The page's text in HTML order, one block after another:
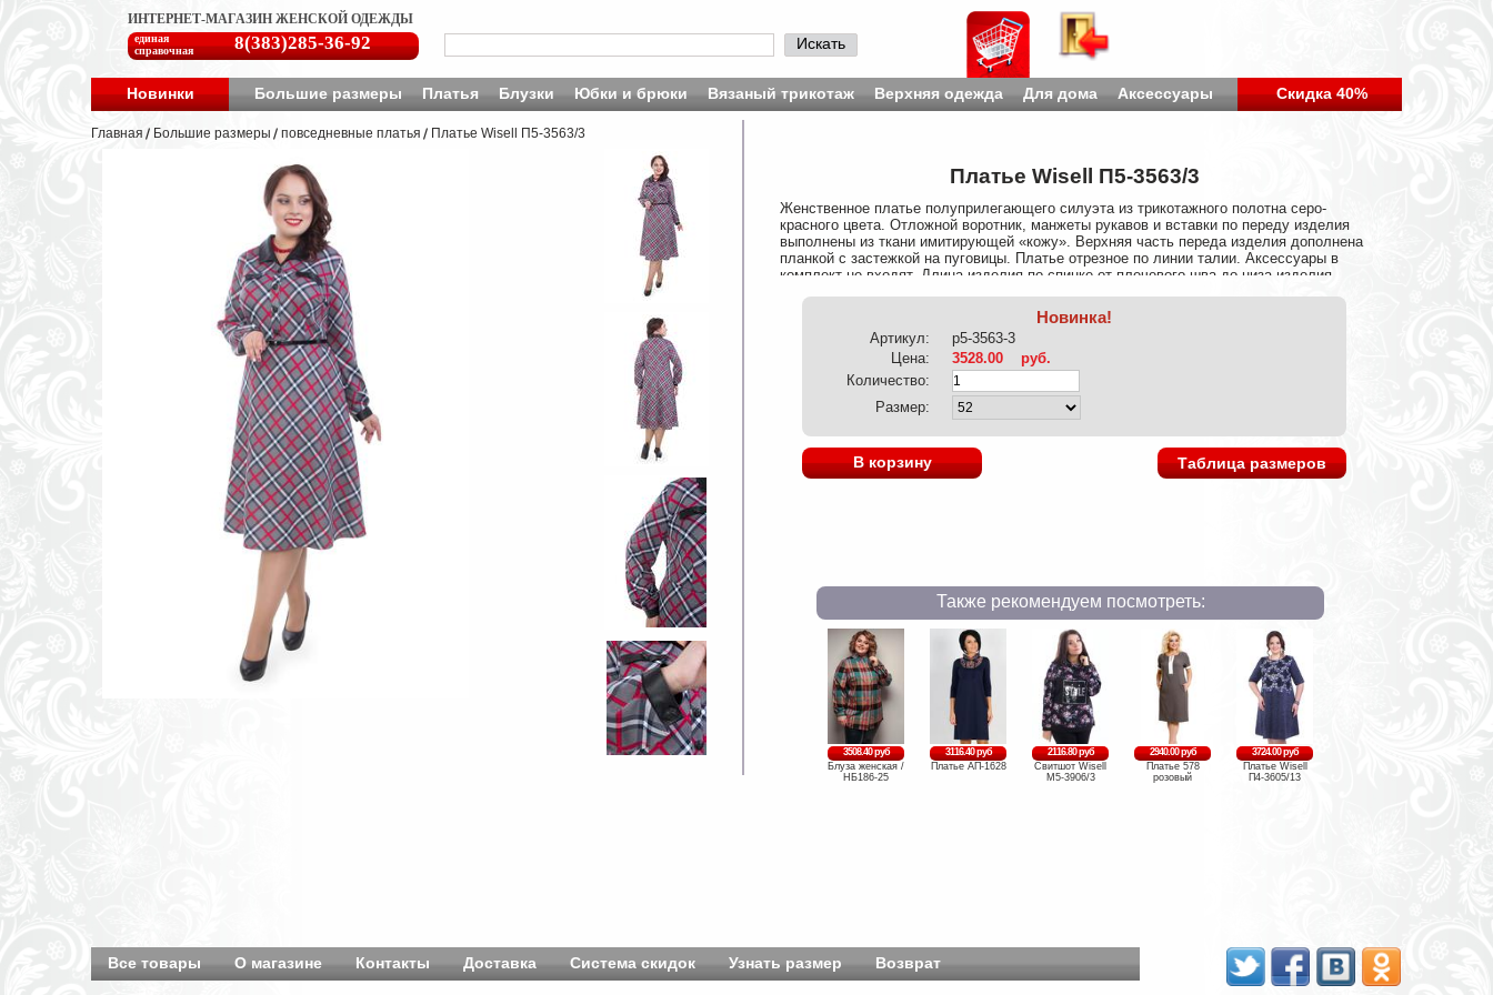
ИНТЕРНЕТ-МАГАЗИН ЖЕНСКОЙ ОДЕЖДЫ
единая
справочная
8(383)285-36-92 Искать
Новинки Большие размеры Платья Блузки Юбки и брюки Вязаный трикотаж Верхняя одежда Для дома Аксессуары Скидка 40%
Главная Большие размеры повседневные платья Платье Wisell П5-3563/3
Платье Wisell П5-3563/3
Женственное платье полуприлегающего силуэта из трикотажного полотна серо-
красного цвета. Отложной воротник, манжеты рукавов и вставки по переду изделия
выполнены из ткани имитирующей «кожу». Верхняя часть переда изделия дополнена
планкой с застежкой на пуговицы. Платье отрезное по линии талии. Аксессуары в
комплект не входят. Длина изделия по спинке от плечевого шва до низа изделия —
Новинка!
Артикул:
p5-3563-3
Цена:
3528.00
руб.
Количество:
Размер:
В корзину Таблица размеров
Также рекомендуем посмотреть:
3508.40 руб
Блуза женская /
НБ186-25
3116.40 руб
Платье АП-1628
2116.80 руб
Свитшот Wisell
М5-3906/3
2940.00 руб
Платье 578
розовый
3724.00 руб
Платье Wisell
П4-3605/13
Все товары О магазине Контакты Доставка Система скидок Узнать размер Возврат